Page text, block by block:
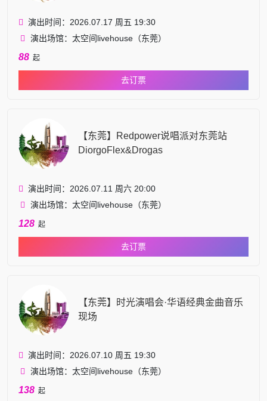
演出时间：2026.07.17 周五 19:30
演出场馆：太空间livehouse（东莞）
88 起
去订票
【东莞】Redpower说唱派对东莞站
DiorgoFlex&Drogas
演出时间：2026.07.11 周六 20:00
演出场馆：太空间livehouse（东莞）
128 起
去订票
【东莞】时光演唱会·华语经典金曲音乐
现场
演出时间：2026.07.10 周五 19:30
演出场馆：太空间livehouse（东莞）
138 起